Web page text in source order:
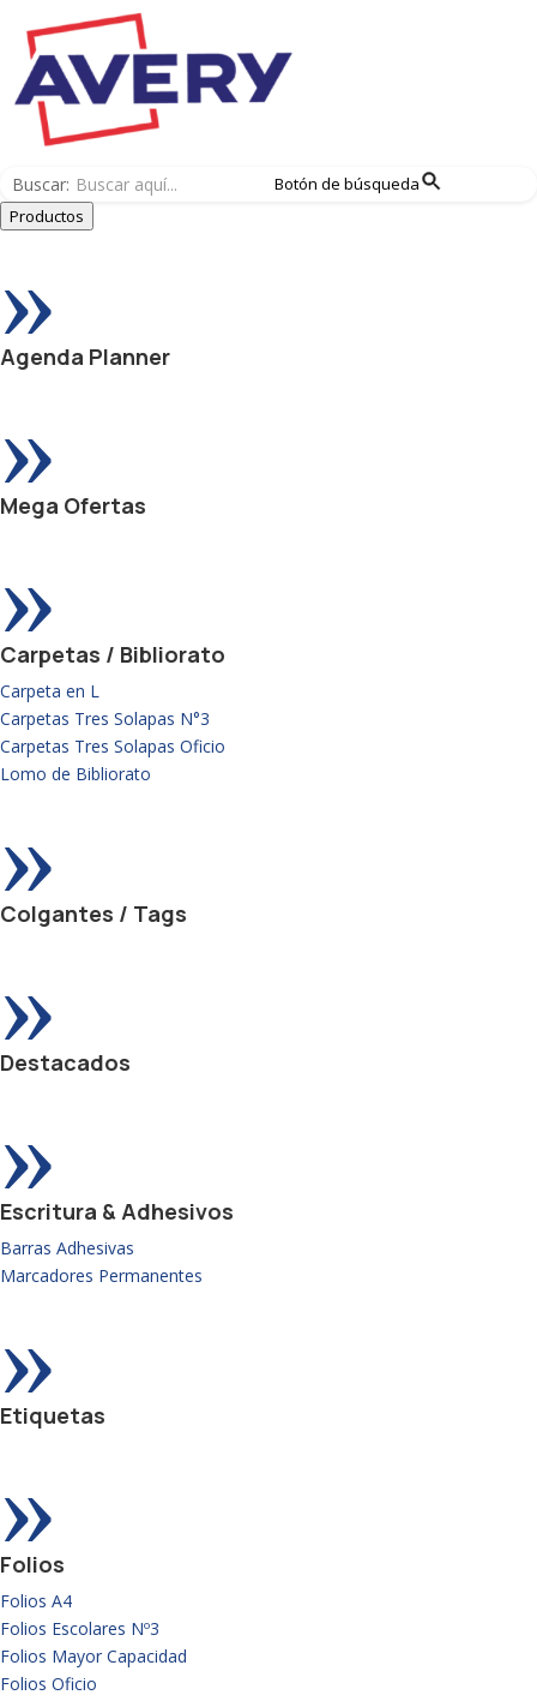
Buscar:
Botón de búsqueda
Productos
»
Agenda Planner
»
Mega Ofertas
»
Carpetas / Bibliorato
Carpeta en L
Carpetas Tres Solapas N°3
Carpetas Tres Solapas Oficio
Lomo de Bibliorato
»
Colgantes / Tags
»
Destacados
»
Escritura & Adhesivos
Barras Adhesivas
Marcadores Permanentes
»
Etiquetas
»
Folios
Folios A4
Folios Escolares Nº3
Folios Mayor Capacidad
Folios Oficio